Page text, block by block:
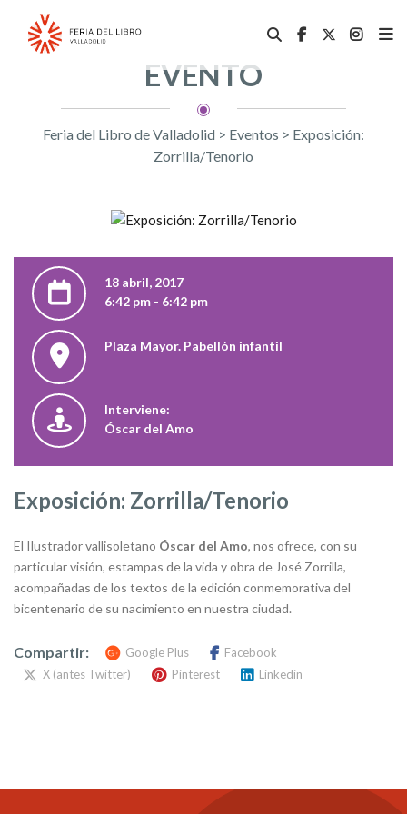
EVENTO
Feria del Libro de Valladolid > Eventos > Exposición:
Zorrilla/Tenorio
18 abril, 2017
6:42 pm - 6:42 pm
Plaza Mayor. Pabellón infantil
Interviene:
Óscar del Amo
Exposición: Zorrilla/Tenorio
El Ilustrador vallisoletano Óscar del Amo, nos ofrece, con su
particular visión, estampas de la vida y obra de José Zorrilla,
acompañadas de los textos de la edición conmemorativa del
bicentenario de su nacimiento en nuestra ciudad.
Compartir: Google Plus
Facebook
X (antes Twitter)
Pinterest Linkedin